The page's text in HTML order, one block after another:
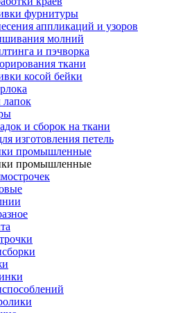
фурнитуры
аппликаций и узоров
молний
и пэчворка
ткани
косой бейки
и сборок на ткани
изготовления петель
промышленные
промышленные